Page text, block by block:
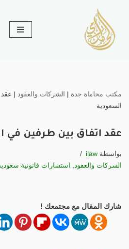
تخطى
إلى
المحتوى
مكتب محاماة جدة | الشركات والعقود |
السعودية
عقد اتفاق بين طرفين في
بواسطة ilaw
الشركات والعقود, استشارات قانونية
شارك المقال مع مجتمعك !